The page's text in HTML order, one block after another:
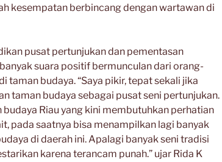
kesempatan berbincang dengan wartawan di
pusat pertunjukan dan pementasan
suara positif bermunculan dari orang-
taman budaya. “Saya pikir, tepat sekali jika
taman budaya sebagai pusat seni pertunjukan.
budaya Riau yang kini membutuhkan perhatian
pada saatnya bisa menampilkan lagi banyak
di daerah ini. Apalagi banyak seni tradisi
karena terancam punah.” ujar Rida K